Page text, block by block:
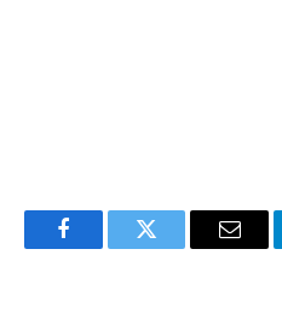
FacebookTwitter Email